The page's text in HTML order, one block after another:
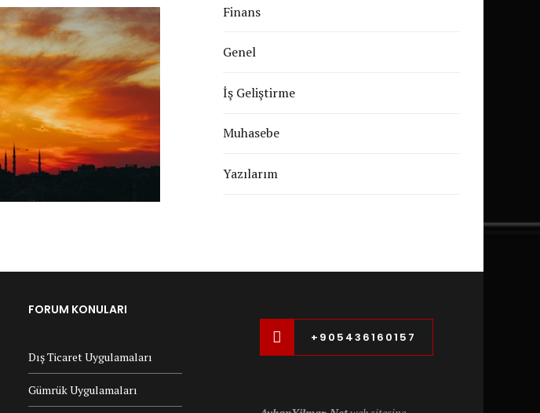
Finans
Genel
İş Geliştirme
Muhasebe
Yazılarım
FORUM KONULARI
Dış Ticaret Uygulamaları
Gümrük Uygulamaları
+905436160157